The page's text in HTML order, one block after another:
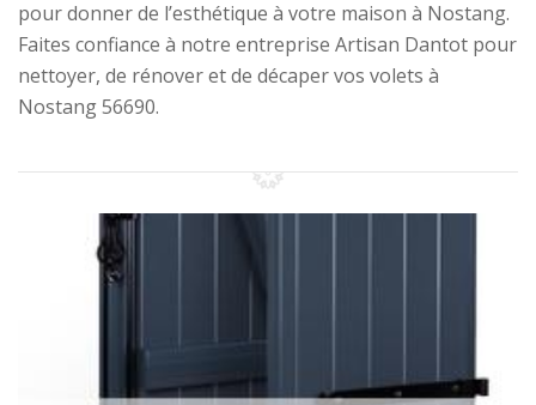
pour donner de l’esthétique à votre maison à Nostang.
Faites confiance à notre entreprise Artisan Dantot pour
nettoyer, de rénover et de décaper vos volets à
Nostang 56690.